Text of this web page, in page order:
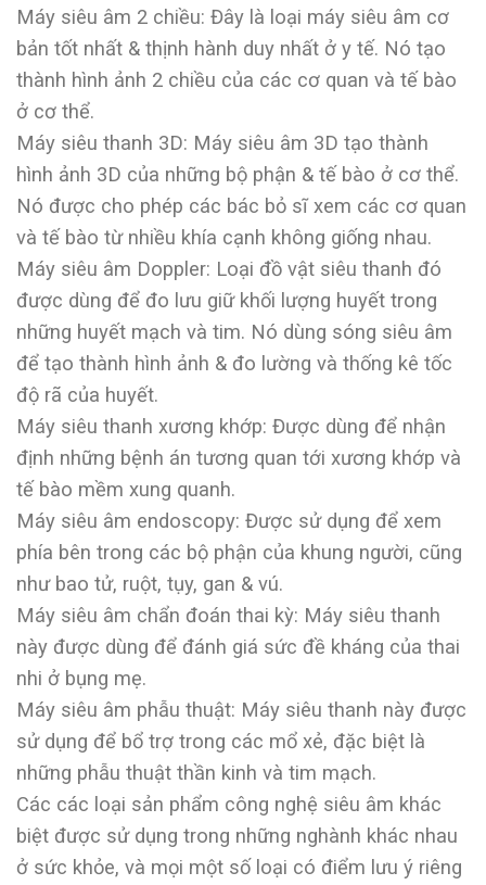
Máy siêu âm 2 chiều: Đây là loại máy siêu âm cơ
bản tốt nhất & thịnh hành duy nhất ở y tế. Nó tạo
thành hình ảnh 2 chiều của các cơ quan và tế bào
ở cơ thể.
Máy siêu thanh 3D: Máy siêu âm 3D tạo thành
hình ảnh 3D của những bộ phận & tế bào ở cơ thể.
Nó được cho phép các bác bỏ sĩ xem các cơ quan
và tế bào từ nhiều khía cạnh không giống nhau.
Máy siêu âm Doppler: Loại đồ vật siêu thanh đó
được dùng để đo lưu giữ khối lượng huyết trong
những huyết mạch và tim. Nó dùng sóng siêu âm
để tạo thành hình ảnh & đo lường và thống kê tốc
độ rã của huyết.
Máy siêu thanh xương khớp: Được dùng để nhận
định những bệnh án tương quan tới xương khớp và
tế bào mềm xung quanh.
Máy siêu âm endoscopy: Được sử dụng để xem
phía bên trong các bộ phận của khung người, cũng
như bao tử, ruột, tụy, gan & vú.
Máy siêu âm chẩn đoán thai kỳ: Máy siêu thanh
này được dùng để đánh giá sức đề kháng của thai
nhi ở bụng mẹ.
Máy siêu âm phẫu thuật: Máy siêu thanh này được
sử dụng để bổ trợ trong các mổ xẻ, đặc biệt là
những phẫu thuật thần kinh và tim mạch.
Các các loại sản phẩm công nghệ siêu âm khác
biệt được sử dụng trong những nghành khác nhau
ở sức khỏe, và mọi một số loại có điểm lưu ý riêng